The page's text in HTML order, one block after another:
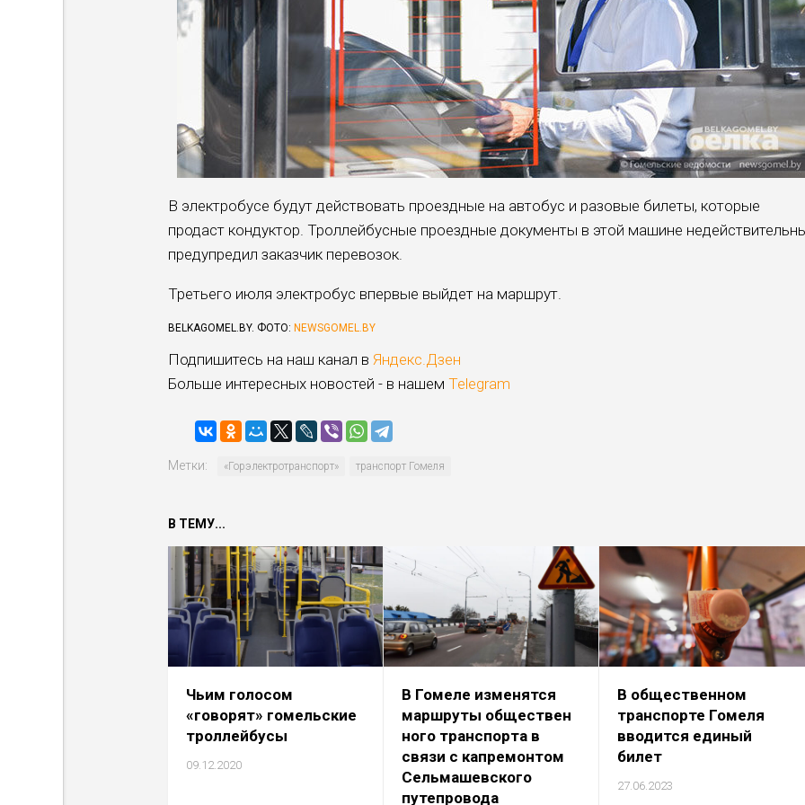
В электробусе будут действовать проездные на автобус и разовые билеты, которые
продаст кондуктор. Троллейбусные проездные документы в этой машине
предупредил заказчик перевозок.
Третьего июля электробус впервые выйдет на маршрут.
BELKAGOMEL.BY. ФОТО: NEWSGOMEL.BY
Подпишитесь на наш канал в Яндекс.Дзен
Больше интересных новостей - в нашем Telegram
Метки: «Горэлектро­транспорт» транспорт Гомеля
В ТЕМУ...
Чьим голосом
«говорят» гомельские
троллейбусы
09.12.2020
В Гомеле изменятся
маршруты обществен
ного транспорта в
связи с капремонтом
Сельмашевского
путепровода
В общественном
транспорте Гомеля
вводится единый
билет
27.06.2023